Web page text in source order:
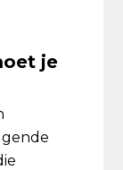
je